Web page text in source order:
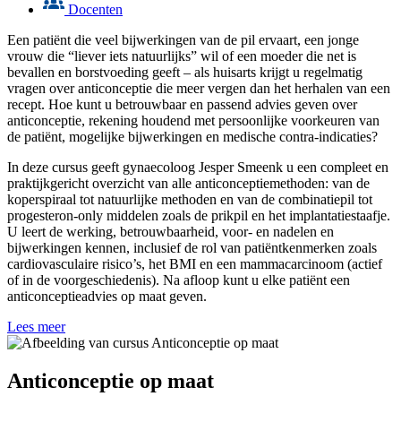
Docenten
Een patiënt die veel bijwerkingen van de pil ervaart, een jonge
vrouw die “liever iets natuurlijks” wil of een moeder die net is
bevallen en borstvoeding geeft – als huisarts krijgt u regelmatig
vragen over anticonceptie die meer vergen dan het herhalen van een
recept. Hoe kunt u betrouwbaar en passend advies geven over
anticonceptie, rekening houdend met persoonlijke voorkeuren van
de patiënt, mogelijke bijwerkingen en medische contra-indicaties?
In deze cursus geeft gynaecoloog Jesper Smeenk u een compleet en
praktijkgericht overzicht van alle anticonceptiemethoden: van de
koperspiraal tot natuurlijke methoden en van de combinatiepil tot
progesteron-only middelen zoals de prikpil en het implantatiestaafje.
U leert de werking, betrouwbaarheid, voor- en nadelen en
bijwerkingen kennen, inclusief de rol van patiëntkenmerken zoals
cardiovasculaire risico’s, het BMI en een mammacarcinoom (actief
of in de voorgeschiedenis). Na afloop kunt u elke patiënt een
anticonceptieadvies op maat geven.
Lees meer
Anticonceptie op maat